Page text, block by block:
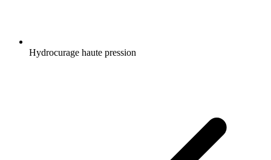
Hydrocurage haute pression